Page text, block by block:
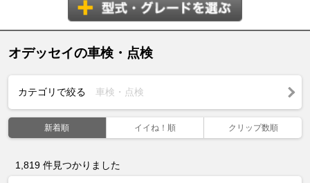
オデッセイの車検・点検
カテゴリで絞る 車検・点検
新着順 イイね！順 クリップ数順
1,819 件見つかりました